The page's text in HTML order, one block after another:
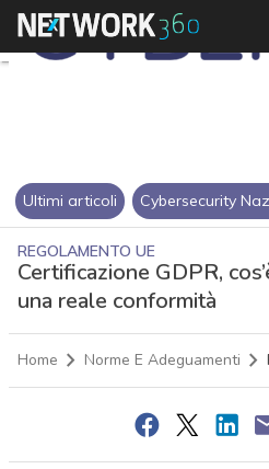
Ultimi articoli Cybersecurity
REGOLAMENTO UE
Certificazione GDPR,
una reale conformità
Home Norme E Adeguamenti